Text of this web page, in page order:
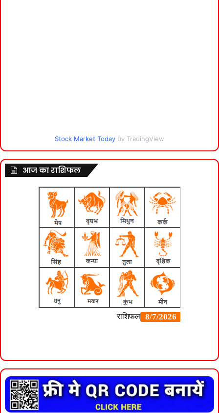
Stock Market Today by TradingView
आज का राशिफल